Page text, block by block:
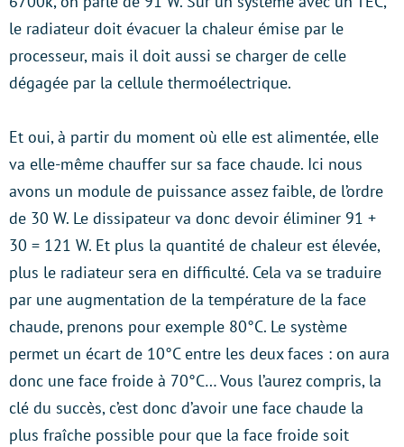
le radiateur doit évacuer la chaleur émise par le
processeur, mais il doit aussi se charger de celle
dégagée par la cellule thermoélectrique.
Et oui, à partir du moment où elle est alimentée, elle
va elle-même chauffer sur sa face chaude. Ici nous
avons un module de puissance assez faible, de l’ordre
de 30 W. Le dissipateur va donc devoir éliminer 91 +
30 = 121 W. Et plus la quantité de chaleur est élevée,
plus le radiateur sera en difficulté. Cela va se traduire
par une augmentation de la température de la face
chaude, prenons pour exemple 80°C. Le système
permet un écart de 10°C entre les deux faces : on aura
donc une face froide à 70°C… Vous l’aurez compris, la
clé du succès, c’est donc d’avoir une face chaude la
plus fraîche possible pour que la face froide soit